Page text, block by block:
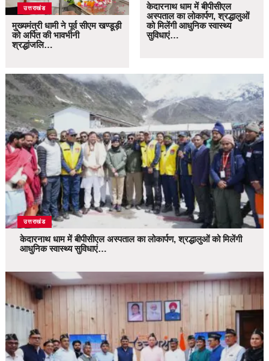
उत्तराखंड
मुख्यमंत्री धामी ने पूर्व सीएम खण्डूड़ी
को अर्पित की भावभीनी
श्रद्धांजलि…
केदारनाथ धाम में बीपीसीएल
अस्पताल का लोकार्पण, श्रद्धालुओं
को मिलेंगी आधुनिक स्वास्थ्य
सुविधाएं…
उत्तराखंड
केदारनाथ धाम में बीपीसीएल अस्पताल का लोकार्पण, श्रद्धालुओं को मिलेंगी
आधुनिक स्वास्थ्य सुविधाएं…